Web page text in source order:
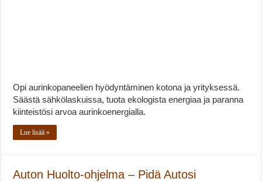
Opi aurinkopaneelien hyödyntäminen kotona ja yrityksessä.
Säästä sähkölaskuissa, tuota ekologista energiaa ja paranna
kiinteistösi arvoa aurinkoenergialla.
Lue lisää »
Auton Huolto-ohjelma – Pidä Autosi